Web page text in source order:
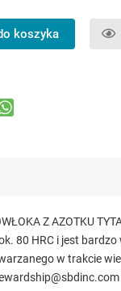
koszyka
Z AZOTKU
HRC i jest bardzo
w trakcie